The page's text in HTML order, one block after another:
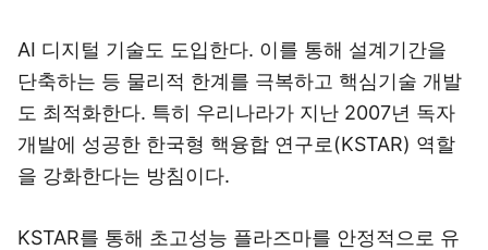
AI 디지털 기술도 도입한다. 이를 통해 설계기간을
단축하는 등 물리적 한계를 극복하고 핵심기술 개발
도 최적화한다. 특히 우리나라가 지난 2007년 독자
개발에 성공한 한국형 핵융합 연구로(KSTAR) 역할
을 강화한다는 방침이다.
KSTAR를 통해 초고성능 플라즈마를 안정적으로 유